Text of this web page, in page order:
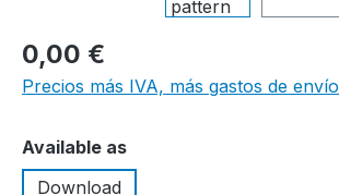
0,00 €
Precios más IVA, más gastos de envío
Seleccione
Available as
Download